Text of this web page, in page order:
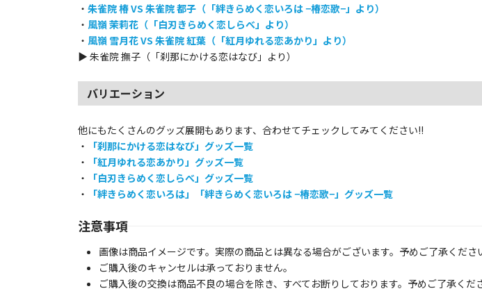
・ 朱雀院 椿 VS 朱雀院 都子（「絆きらめく恋いろは −椿恋歌−」より）
・ 風嶺 茉莉花（「白刃きらめく恋しらべ」より）
・ 風嶺 雪月花 VS 朱雀院 紅葉（「紅月ゆれる恋あかり」より）
▶ 朱雀院 撫子（「刹那にかける恋はなび」より）
バリエーション
他にもたくさんのグッズ展開もあります、合わせてチェックしてみてください!!
・
「刹那にかける恋はなび」 グッズ一覧
・
「紅月ゆれる恋あかり」 グッズ一覧
・
「白刃きらめく恋しらべ」 グッズ一覧
・
「絆きらめく恋いろは」「絆きらめく恋いろは −椿恋歌−」 グッズ一覧
注意事項
画像は商品イメージです。実際の商品とは異なる場合がございます。予めご了承くださ
ご購入後のキャンセルは承っておりません。
ご購入後の交換は商品不良の場合を除き、すべてお断りしております。予めご了承くだ